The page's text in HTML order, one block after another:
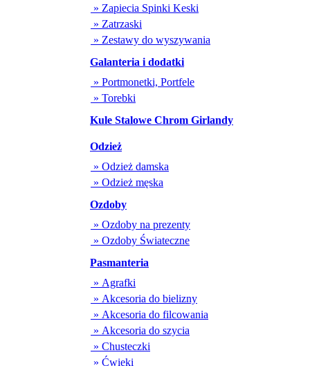
» Zapiecia Spinki Keski
» Zatrzaski
» Zestawy do wyszywania
Galanteria i dodatki
» Portmonetki, Portfele
» Torebki
Kule Stalowe Chrom Girlandy
Odzież
» Odzież damska
» Odzież męska
Ozdoby
» Ozdoby na prezenty
» Ozdoby Świateczne
Pasmanteria
» Agrafki
» Akcesoria do bielizny
» Akcesoria do filcowania
» Akcesoria do szycia
» Chusteczki
» Ćwieki